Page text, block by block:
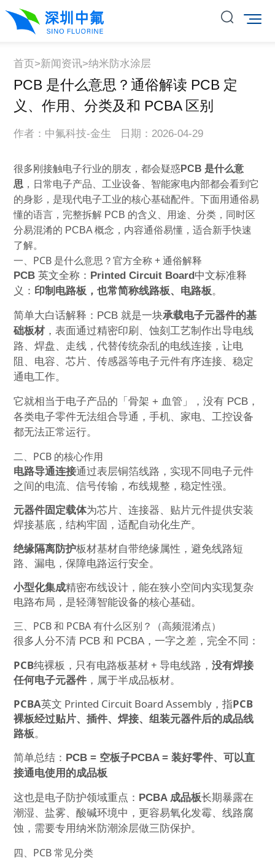
首页>新闻资讯>纳米防水涂层
PCB 是什么意思？通俗解读 PCB 定
义、作用、分类及和 PCBA 区别
作者：中氟科技-金生 日期：2026-04-29
很多刚接触电子行业的朋友，都会疑惑PCB 是什么意
思 ，日常电子产品、工业设备、智能家电内部都会看到它
的身影，是现代电子工业的核心基础配件。下面用通俗易
懂的语言，完整拆解 PCB 的含义、用途、分类，同时区
分易混淆的 PCBA 概念，内容通俗易懂，适合新手快速
了解。
一、PCB 是什么意思？官方全称 + 通俗解释
PCB 英文全称： Printed Circuit Board中文标准释
义： 印制电路板，也常简称线路板、电路板。
简单大白话解释：PCB 就是一块承载电子元器件的基
础板材，表面通过精密印刷、蚀刻工艺制作出导电线
路、焊盘、走线，代替传统杂乱的电线连接，让电
阻、电容、芯片、传感器等电子元件有序连接、稳定
通电工作。
它就相当于电子产品的「骨架 + 血管」，没有 PCB，
各类电子零件无法组合导通，手机、家电、工控设备
都无法正常运行。
二、PCB 的核心作用
电路导通连接通过表层铜箔线路，实现不同电子元件
之间的电流、信号传输，布线规整，稳定性强。
元器件固定载体为芯片、连接器、贴片元件提供安装
焊接基底，结构牢固，适配自动化生产。
绝缘隔离防护板材基材自带绝缘属性，避免线路短
路、漏电，保障电路运行安全。
小型化集成精密布线设计，能在狭小空间内实现复杂
电路布局，是轻薄智能设备的核心基础。
三、PCB 和 PCBA 有什么区别？（高频混淆点）
很多人分不清 PCB 和 PCBA，一字之差，完全不同：
PCB纯裸板，只有电路板基材 + 导电线路，没有焊接
任何电子元器件 ，属于半成品板材。
PCBA英文 Printed Circuit Board Assembly，指PCB
裸板经过贴片、插件、焊接、组装元器件后的成品线
路板。
简单总结： PCB = 空板子PCBA = 装好零件、可以直
接通电使用的成品板
这也是电子防护领域重点： PCBA 成品板长期暴露在
潮湿、盐雾、酸碱环境中，更容易氧化发霉、线路腐
蚀，需要专用纳米防潮涂层做三防保护。
四、PCB 常见分类